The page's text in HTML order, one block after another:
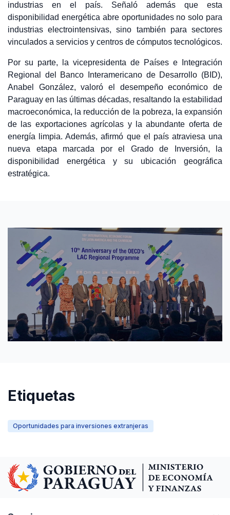
industrias en el país. Señaló además que esta
disponibilidad energética abre oportunidades no solo para
industrias electrointensivas, sino también para sectores
vinculados a servicios y centros de cómputos tecnológicos.
Por su parte, la vicepresidenta de Países e Integración
Regional del Banco Interamericano de Desarrollo (BID),
Anabel González, valoró el desempeño económico de
Paraguay en las últimas décadas, resaltando la estabilidad
macroeconómica, la reducción de la pobreza, la expansión
de las exportaciones agrícolas y la abundante oferta de
energía limpia. Además, afirmó que el país atraviesa una
nueva etapa marcada por el Grado de Inversión, la
disponibilidad energética y su ubicación geográfica
estratégica.
Etiquetas
Oportunidades para inversiones extranjeras